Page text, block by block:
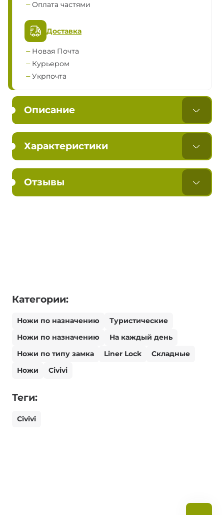
Оплата частями
Доставка
Новая Почта
Курьером
Укрпочта
Описание
Характеристики
Отзывы
Категории:
Ножи по назначению
Туристические
Ножи по назначению
На каждый день
Ножи по типу замка
Liner Lock
Складные
Ножи
Civivi
Теги:
Civivi